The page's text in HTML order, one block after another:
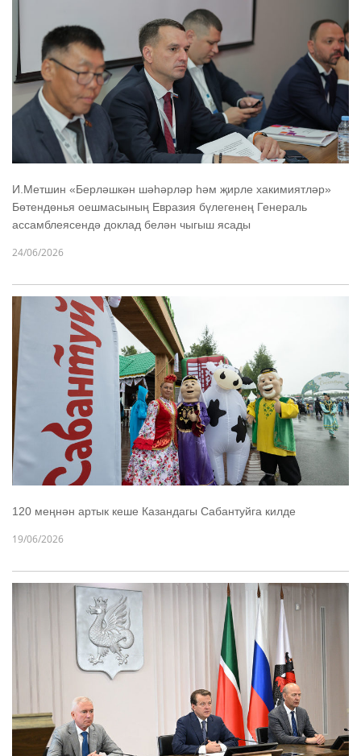
И.Метшин «Берләшкән шәһәрләр һәм җирле хакимиятләр»
Бөтендөнья оешмасының Евразия бүлегенең Генераль
ассамблеясендә доклад белән чыгыш ясады
24/06/2026
120 меңнән артык кеше Казандагы Сабантуйга килде
19/06/2026